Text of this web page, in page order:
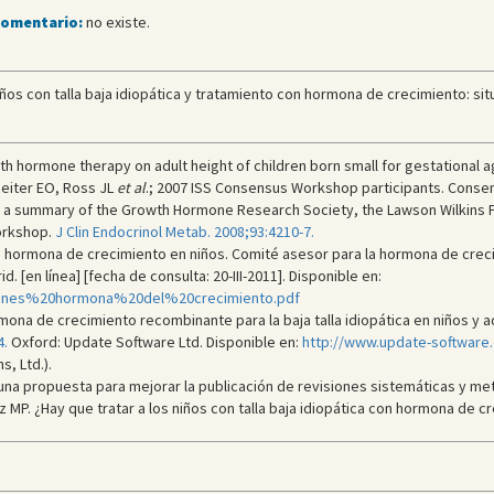
no existe.
con talla baja idiopática y tratamiento con hormona de crecimiento:
hormone therapy on adult height of children born small for gestational
EO, Ross JL et al.; 2007 ISS Consensus Workshop participants.
of the Growth Hormone Research Society, the Lawson Wilkins
J Clin Endocrinol Metab. 2008;93:4210-7.
de crecimiento en niños. Comité asesor para la hormona de
[en línea] [fecha de consulta: 20-III-2011]. Disponible en:
de crecimiento recombinante para la baja talla idiopática en niños y
Oxford: Update Software Ltd. Disponible en: http://www.update-
Ltd.).
una propuesta para mejorar la publicación de revisiones sistemáticas y
MP. ¿Hay que tratar a los niños con talla baja idiopática con hormona de